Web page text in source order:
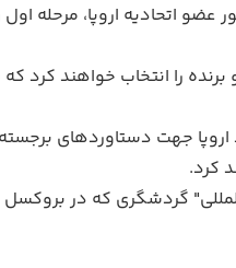
بعد از بررسی و ارزیابی برنامه های کاربردی 38 شهر در 19
کردند و در نهایت دو برنده را انتخاب
جهت دستاوردهای
کرد.
2018 و در مراسم "جشنواره بین المللی"